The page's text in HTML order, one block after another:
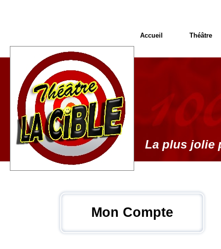
Mon Compte
La plus jolie
Accueil Théâtre